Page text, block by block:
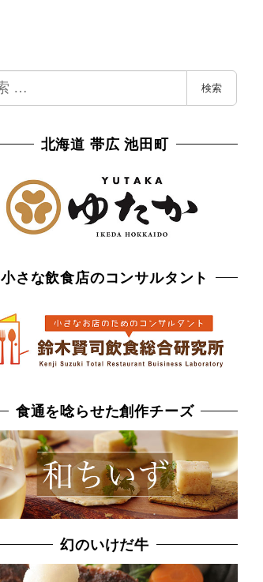
検索
北海道 帯広 池田町
小さな飲食店のコンサルタント
食通を唸らせた創作チーズ
幻のいけだ牛